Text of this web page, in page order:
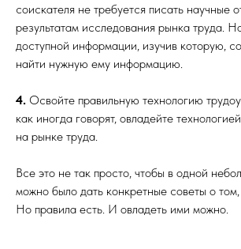
соискателя не требуется писать научные
результатам исследования рынка труда.
доступной информации, изучив которую,
найти нужную ему информацию.
4. Освойте правильную технологию
как иногда говорят, овладейте
на рынке труда.
Все это не так просто, чтобы в одной
можно было дать конкретные советы о том,
Но правила есть. И овладеть ими можно.